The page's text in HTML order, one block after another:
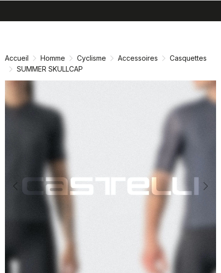
directement
navigation
directement
Accueil Homme Cyclisme Accessoires
Casquettes
SUMMER SKULLCAP
Previous